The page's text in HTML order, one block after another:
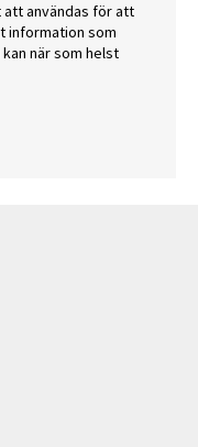
användas för att
information som
när som helst